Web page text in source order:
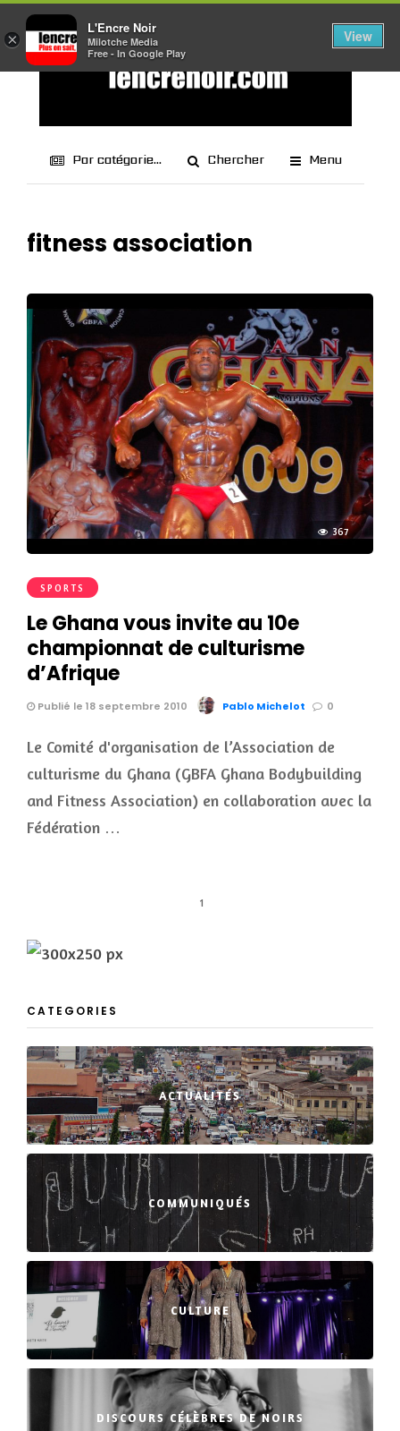
Par catégorie... Chercher Menu
fitness association
367
SPORTS
Le Ghana vous invite au 10e
championnat de culturisme
d’Afrique
Publié le 18 septembre 2010 Pablo Michelot 0
Le Comité d'organisation de l’Association de
culturisme du Ghana (GBFA Ghana Bodybuilding
and Fitness Association) en collaboration avec la
Fédération …
1
CATEGORIES
ACTUALITÉS
COMMUNIQUÉS
CULTURE
DISCOURS CÉLÈBRES DE NOIRS
×
L'Encre Noir
Milotche Media
Free - In Google Play
View